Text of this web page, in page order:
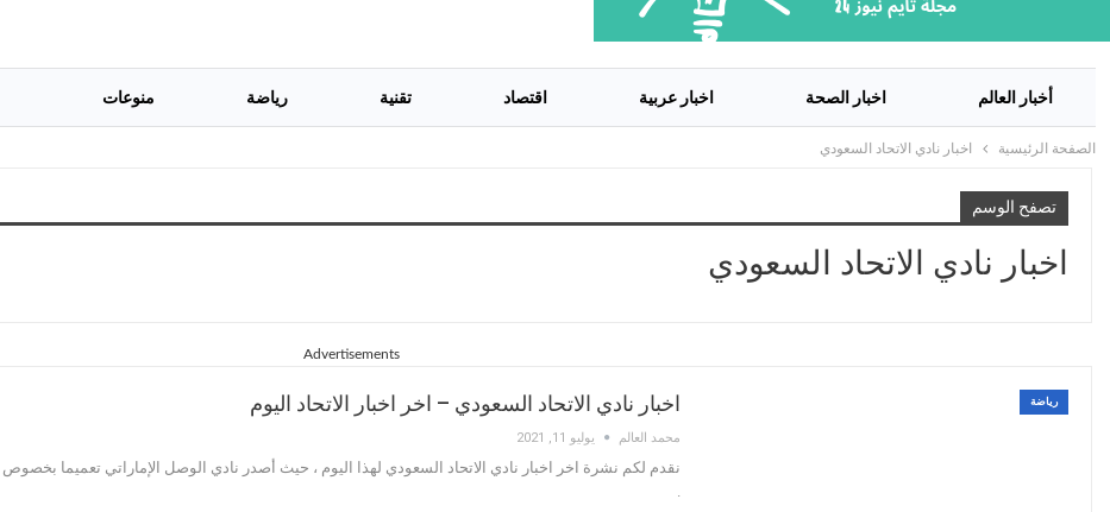
أخبار العالم اخبار الصحة اخبار عربية اقتصاد تقنية رياضة منوعات
الصفحة الرئيسية اخبار نادي الاتحاد السعودي
تصفح الوسم
اخبار نادي الاتحاد السعودي
Advertisements
رياضة اخبار نادي الاتحاد السعودي – اخر اخبار الاتحاد اليوم
محمد العالم يوليو 11, 2021
نقدم لكم نشرة اخر اخبار نادي الاتحاد السعودي لهذا اليوم ، حيث أصدر نادي الوصل الإماراتي تعميما بخصوص